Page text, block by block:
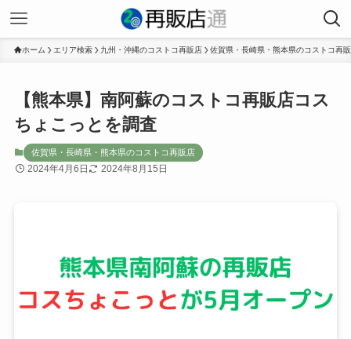
ホーム エリア検索 九州・沖縄のコストコ再販店 佐賀県・長崎県・熊本県のコストコ再
【熊本県】南阿蘇のコストコ再販店コス
ちょこっとを調査
佐賀県・長崎県・熊本県のコストコ再販店
2024年4月6日 2024年8月15日